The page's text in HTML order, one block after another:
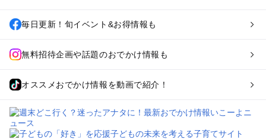
毎日更新！旬イベント&お得情報も
無料招待企画や話題のおでかけ情報も
オススメおでかけ情報を動画で紹介！